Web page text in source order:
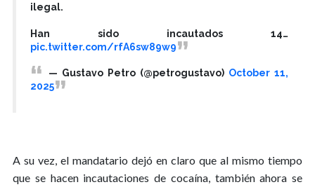
ilegal.
Han sido incautados 14…
pic.twitter.com/rfA6sw89w9
— Gustavo Petro (@petrogustavo) October 11,
2025
A su vez, el mandatario dejó en claro que al mismo tiempo
que se hacen incautaciones de cocaína, también ahora se